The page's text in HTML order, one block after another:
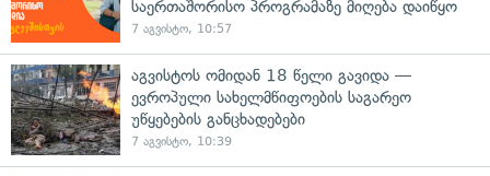
საერთაშორისო პროგრამაზე მიღება დაიწყო
7 აგვისტო, 10:57
აგვისტოს ომიდან 18 წელი გავიდა —
ევროპული სახელმწიფოების საგარეო
უწყებების განცხადებები
7 აგვისტო, 10:39